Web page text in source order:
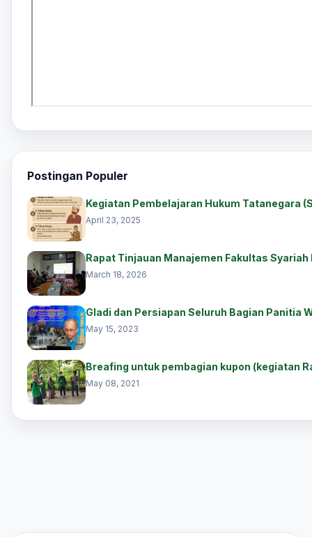
Postingan Populer
Kegiatan Pembelajaran Hukum Tatanegara
April 23, 2025
Rapat Tinjauan Manajemen Fakultas Syariah
March 18, 2026
Gladi dan Persiapan Seluruh Bagian Panitia
May 15, 2023
Breafing untuk pembagian kupon (kegiatan
May 08, 2021